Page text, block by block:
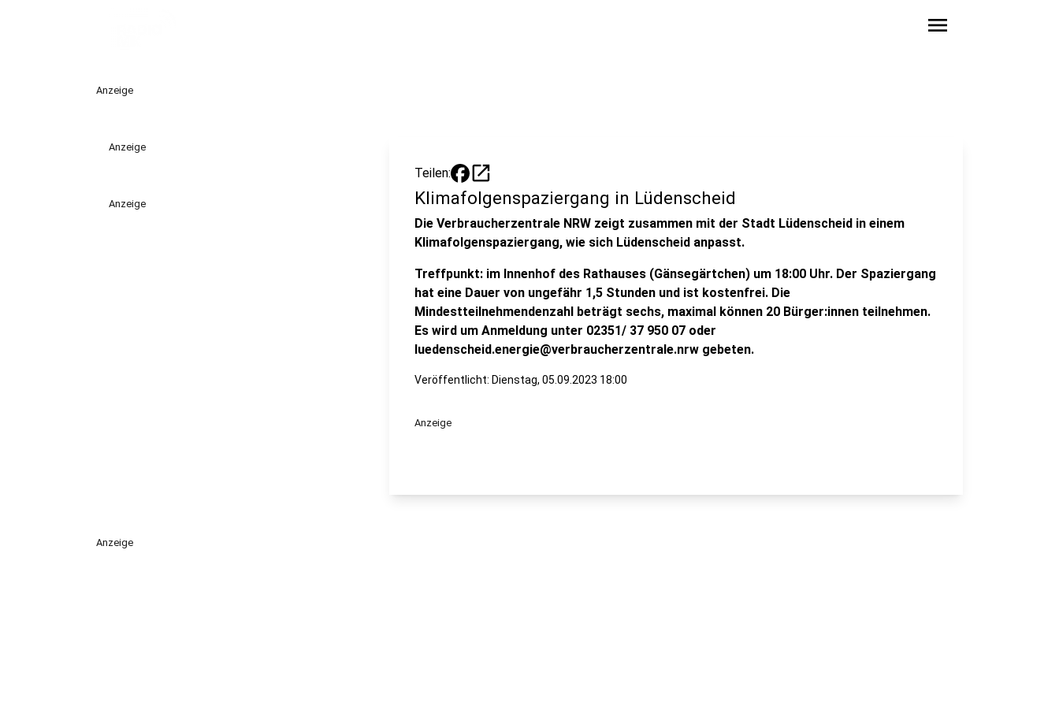
menu
Anzeige
Anzeige
Anzeige
Teilen: open_in_new
Klimafolgenspaziergang in Lüdenscheid
Die Verbraucherzentrale NRW zeigt zusammen mit der Stadt Lüdenscheid in einem
Klimafolgenspaziergang, wie sich Lüdenscheid anpasst.
Treffpunkt: im Innenhof des Rathauses (Gänsegärtchen) um 18:00 Uhr. Der Spaziergang
hat eine Dauer von ungefähr 1,5 Stunden und ist kostenfrei. Die
Mindestteilnehmendenzahl beträgt sechs, maximal können 20 Bürger:innen teilnehmen.
Es wird um Anmeldung unter 02351/ 37 950 07 oder
luedenscheid.energie@verbraucherzentrale.nrw gebeten.
Veröffentlicht: Dienstag, 05.09.2023 18:00
Anzeige
Anzeige